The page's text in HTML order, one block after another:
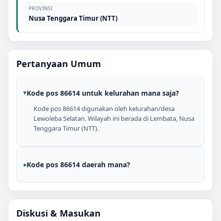
PROVINSI
Nusa Tenggara Timur (NTT)
Pertanyaan Umum
Kode pos 86614 untuk kelurahan mana saja?
Kode pos 86614 digunakan oleh kelurahan/desa
Lewoleba Selatan. Wilayah ini berada di Lembata, Nusa
Tenggara Timur (NTT).
Kode pos 86614 daerah mana?
Diskusi & Masukan